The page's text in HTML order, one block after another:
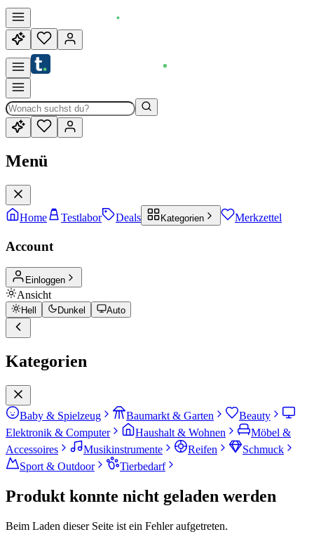
Menü
Home Testlabor Deals Kategorien Merkzettel
Account
Einloggen
Ansicht
Hell Dunkel Auto
Kategorien
Baby & Spielzeug Baumarkt & Garten
Beauty
Elektronik & Computer
Haushalt & Wohnen
Möbel &
Accessoires
Musikinstrumente Reifen
Schmuck
Sport & Outdoor
Tierbedarf
Produkt konnte nicht geladen werden
Beim Laden dieser Seite ist ein Fehler aufgetreten.